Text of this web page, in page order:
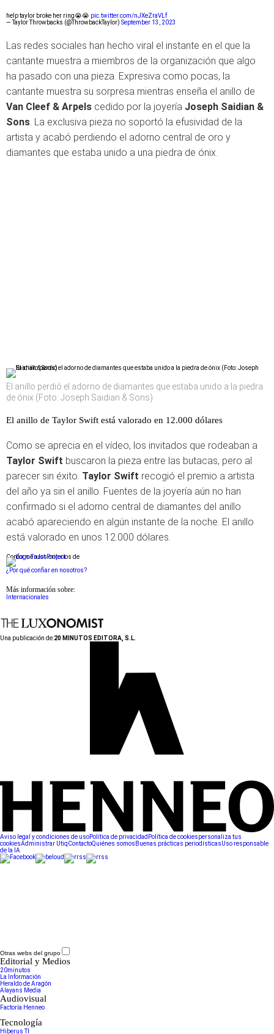
help taylor broke her ring😭😭 pic.twitter.com/nJXeZraVLf
— Taylor Throwbacks (@ThrowbackTaylor) September 13, 2023
Las redes sociales han hecho viral el instante en el que la
cantante muestra a miembros de la organización que algo
ha pasado con una pieza. Expresiva como pocas, la
cantante muestra su sorpresa mientras enseña el anillo de
Van Cleef & Arpels cedido por la joyería Joseph Saidian &
Sons. La exclusiva pieza no soportó la efusividad de la
artista y acabó perdiendo el adorno central de oro y
diamantes que estaba unido a una piedra de ónix.
El anillo perdió el adorno de diamantes que estaba unido a la piedra
de ónix (Foto: Joseph Saidian & Sons)
El anillo de Taylor Swift está valorado en 12.000 dólares
Como se aprecia en el vídeo, los invitados que rodeaban a
Taylor Swift buscaron la pieza entre las butacas, pero al
parecer sin éxito. Taylor Swift recogió el premio a artista
del año ya sin el anillo. Fuentes de la joyería aún no han
confirmado si el adorno central de diamantes del anillo
acabó apareciendo en algún instante de la noche. El anillo
está valorado en unos 12.000 dólares.
Conforme a los criterios de
¿Por qué confiar en nosotros?
Más información sobre:
Internacionales
Una publicación de:20 MINUTOS EDITORA, S.L.
Aviso legal y condiciones de usoPolítica de privacidad Política de cookiespersonaliza tus
cookiesAdministrar UtiqContactoQuiénes somos Buenas prácticas periodísticasUso responsable
de la IA
Otras webs del grupo
Editorial y Medios
20minutos
La Información
Heraldo de Aragón
Alayans Media
Audiovisual
Factoría Henneo
Tecnología
Hiberus TI